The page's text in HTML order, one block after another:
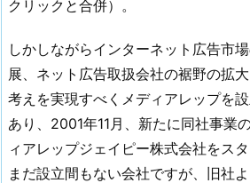
クリックと合併）。
しかしながらインターネット広告市
展、ネット広告取扱会社の裾野の拡
考えを実現すべくメディアレップを
あり、2001年11月、新たに同社事業
ィアレップジェイピー株式会社をスタ
まだ設立間もない会社ですが、旧社